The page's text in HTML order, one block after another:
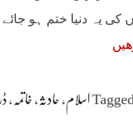
کی یہ دنیا ختم ہو
Taggedاسلام ، حادثہ، خاتمہ ، ڈر